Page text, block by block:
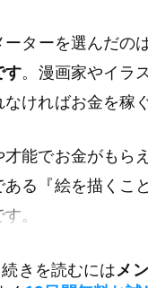
ターを選んだの
す。漫画家やイラ
ければお金を稼
能でお金がもら
る『絵を描くこ
。
続きを読むにはメ